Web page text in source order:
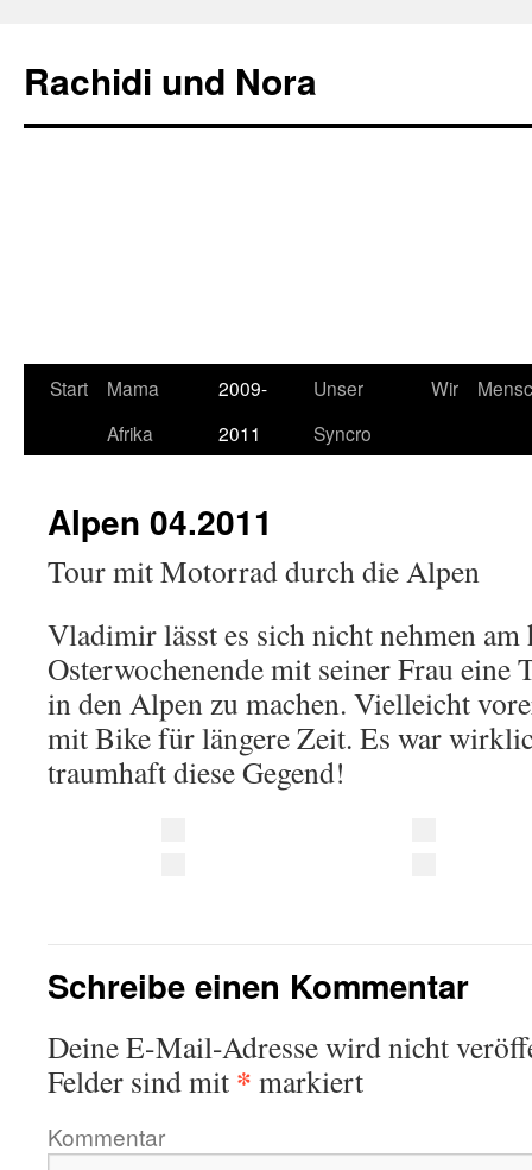
Rachidi und Nora
Springe
Start
Mama
Afrika
2009-
2011
Unser
Syncro
Wir
Alpen 04.2011
Tour mit Motorrad durch die Alpen
Vladimir lässt es sich nicht nehmen
Osterwochenende mit seiner Frau
in den Alpen zu machen. Vielleicht
mit Bike für längere Zeit. Es war
traumhaft diese Gegend!
Schreibe einen Kommentar
Deine E-Mail-Adresse wird nicht
Felder sind mit * markiert
Kommentar